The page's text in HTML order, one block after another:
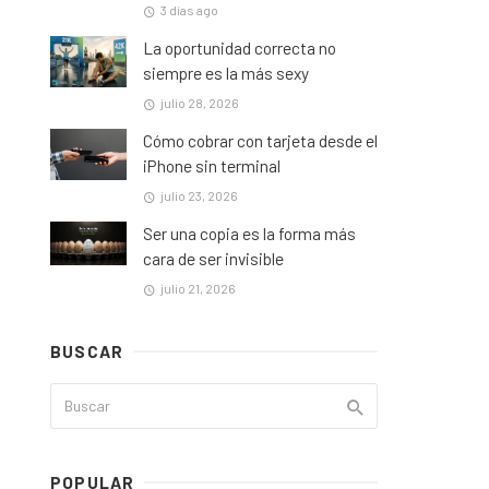
3 días ago
La oportunidad correcta no
siempre es la más sexy
julio 28, 2026
Cómo cobrar con tarjeta desde el
iPhone sin terminal
julio 23, 2026
Ser una copia es la forma más
cara de ser invisible
julio 21, 2026
BUSCAR
POPULAR